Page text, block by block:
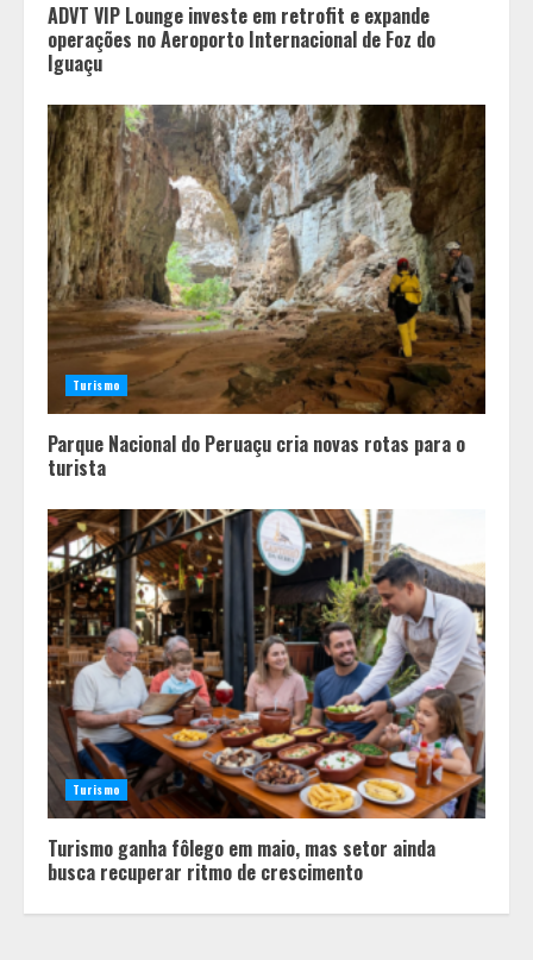
ADVT VIP Lounge investe em retrofit e expande
operações no Aeroporto Internacional de Foz do
Iguaçu
Turismo
Parque Nacional do Peruaçu cria novas rotas para o
turista
Turismo
Turismo ganha fôlego em maio, mas setor ainda
busca recuperar ritmo de crescimento
2
Em ato pelo fim do feminicídio,
Cristo Redentor se iluminou na cor
laranja
Mas nem sempre da mesma forma